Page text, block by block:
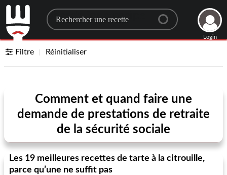
Search for a recipe
Login
Filtre Réinitialiser
Comment et quand faire une
demande de prestations de retraite
de la sécurité sociale
Les 19 meilleures recettes de tarte à la citrouille,
parce qu’une ne suffit pas